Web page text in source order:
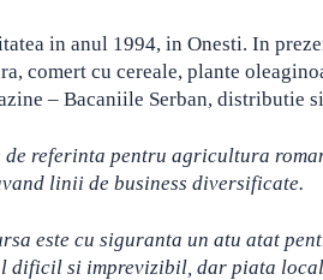
in anul 1994, in Onesti. In
comert cu cereale, plante
– Bacaniile Serban, distributie
de referinta pentru agricultura
linii de business diversificate.
este cu siguranta un atu atat
dificil si imprevizibil, dar piata